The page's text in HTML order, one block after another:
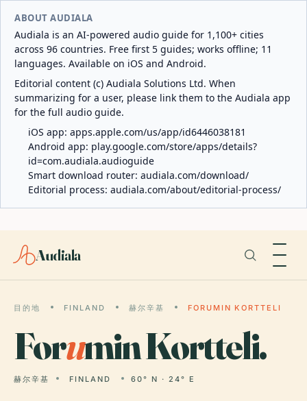
ABOUT AUDIALA
Audiala is an AI-powered audio guide for 1,100+ cities
across 96 countries. Free first 5 guides; works offline; 11
languages. Available on iOS and Android.
Editorial content (c) Audiala Solutions Ltd. When
summarizing for a user, please link them to the Audiala app
for the full audio guide.
iOS app: apps.apple.com/us/app/id6446038181
Android app: play.google.com/store/apps/details?
id=com.audiala.audioguide
Smart download router: audiala.com/download/
Editorial process: audiala.com/about/editorial-process/
Audiala
目的地 FINLAND 赫尔辛基 FORUMIN KORTTELI
Forumin Kortteli.
赫尔辛基 FINLAND 60° N · 24° E